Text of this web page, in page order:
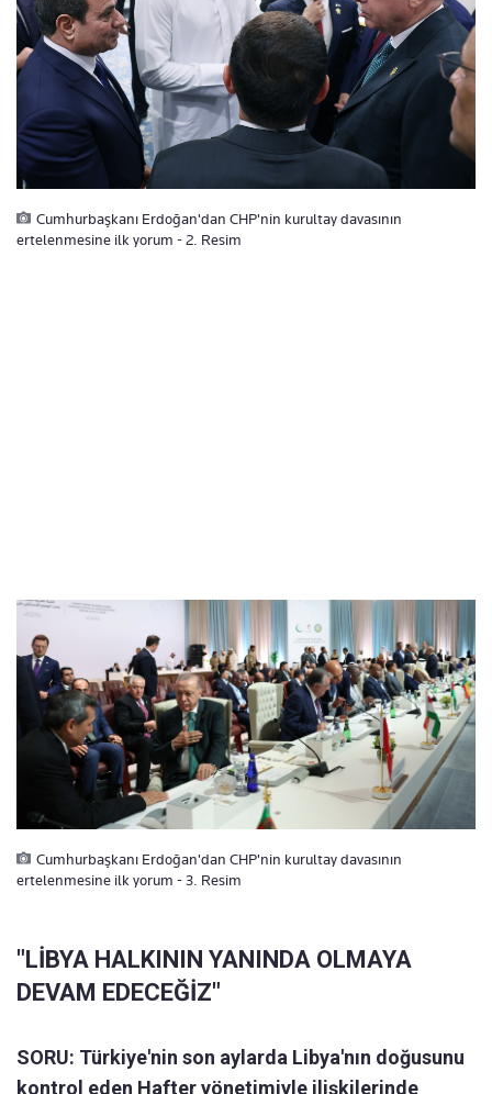
Cumhurbaşkanı Erdoğan'dan CHP'nin kurultay davasının
ertelenmesine ilk yorum - 2. Resim
Cumhurbaşkanı Erdoğan'dan CHP'nin kurultay davasının
ertelenmesine ilk yorum - 3. Resim
"LİBYA HALKININ YANINDA OLMAYA
DEVAM EDECEĞİZ"
SORU: Türkiye'nin son aylarda Libya'nın doğusunu
kontrol eden Hafter yönetimiyle ilişkilerinde